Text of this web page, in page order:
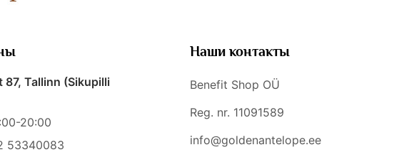
87, Tallinn (Sikupilli
20:00
53340083
Наши контакты
Benefit Shop OÜ
Reg. nr. 11091589
info@goldenantelope.ee